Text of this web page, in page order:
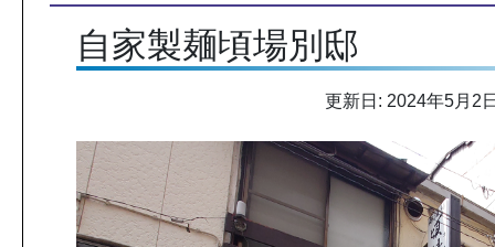
自家製麺頃場別邸
更新日: 2024年5月2